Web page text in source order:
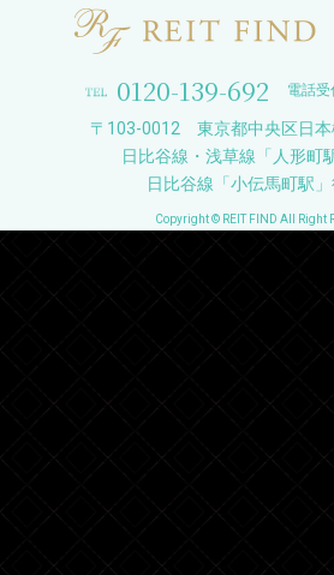
0120-139-692 電話受
〒103-0012 東京都中央区日本
日比谷線・浅草線「人形町
日比谷線「小伝馬町駅
Copyright © REIT FIND All Right